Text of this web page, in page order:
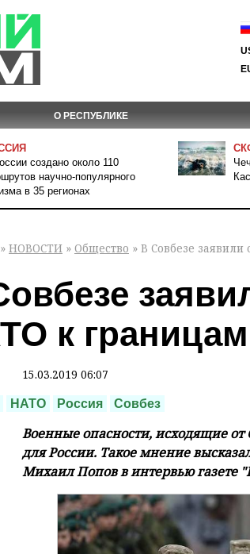
О РЕСПУБЛИКЕ
создано около 110
научно-популярного
в 35 регионах
» НОВОСТИ » Общество » В Совбезе
к
15.03.2019 06:07
НАТО Россия Совбез
Военные опасности, исходящие
для России. Такое мнение
Михаил Попов в интервью газете